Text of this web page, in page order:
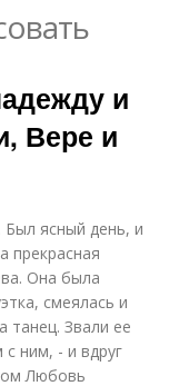
и
Вере и
ясный день, и
прекрасная
Она была
смеялась и
танец. Звали ее
ним, - и вдруг
Любовь